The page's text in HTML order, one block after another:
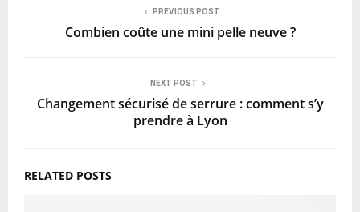
PREVIOUS POST
Combien coûte une mini pelle neuve ?
NEXT POST
Changement sécurisé de serrure : comment s’y
prendre à Lyon
RELATED POSTS